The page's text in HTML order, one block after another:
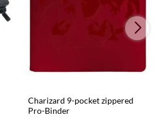
Charizard 9-pocket zippered
Pro-Binder